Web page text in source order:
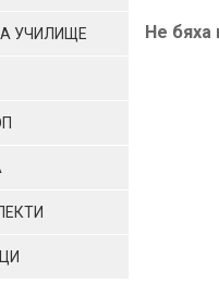
УЧИЛИЩЕ Не бяха